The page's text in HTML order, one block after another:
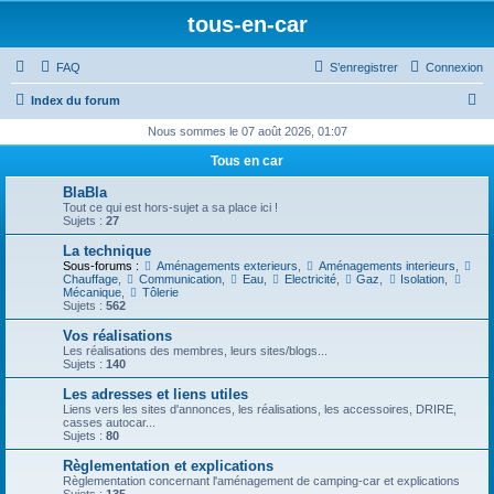
tous-en-car
FAQ Connexion
S’enregistrer
Index du forum
h
r
Nous sommes le 07 août 2026, 01:07
Tous en car
BlaBla
Tout ce qui est hors-sujet a sa place ici !
Sujets : 27
La technique
Sous-forums : Aménagements exterieurs Aménagements interieurs
Chauffage
Communication, Eau, Electricité, Gaz Isolation
Mécanique
Tôlerie
Sujets : 562
Vos réalisations
Les réalisations des membres, leurs sites/blogs...
Sujets : 140
Les adresses et liens utiles
Liens vers les sites d'annonces, les réalisations, les accessoires, DRIRE,
casses autocar...
Sujets : 80
Règlementation et explications
Règlementation concernant l'aménagement de camping-car et explications